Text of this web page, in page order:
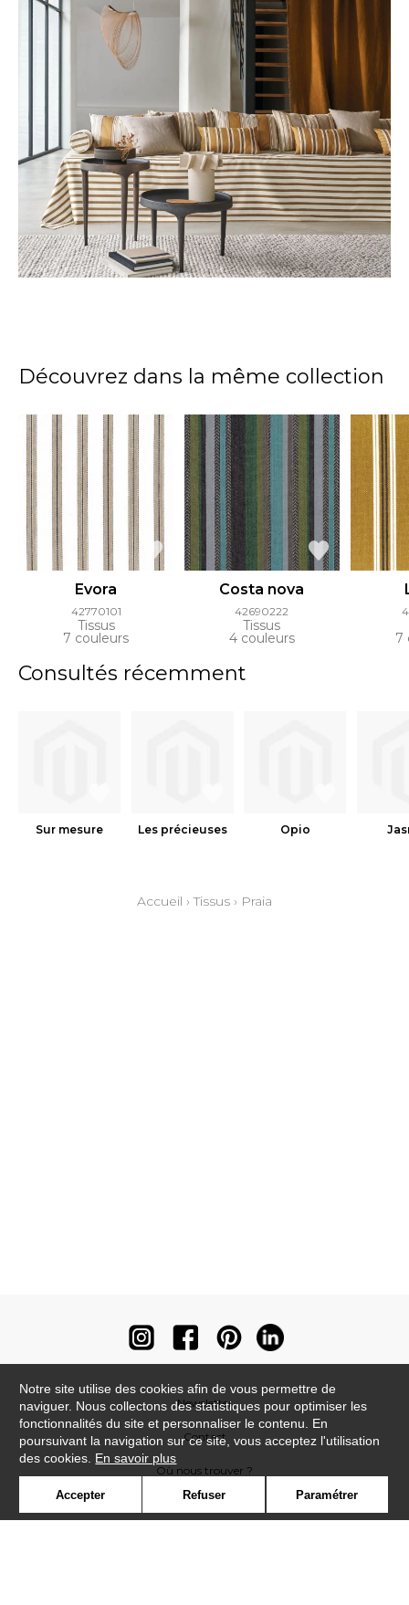
Découvrez dans la même collection
Evora
42770101
Tissus
7 couleurs
Costa nova
42690222
Tissus
4 couleurs 7
Consultés récemment
Sur mesure Les précieuses Opio
Accueil ›Tissus › Praia
Newsletter
Contact
Où nous trouver ?
Notre site utilise des cookies afin de vous permettre de
naviguer. Nous collectons des statistiques pour optimiser les
fonctionnalités du site et personnaliser le contenu. En
poursuivant la navigation sur ce site, vous acceptez l'utilisation
des cookies. En savoir plus
Accepter Refuser Paramétrer